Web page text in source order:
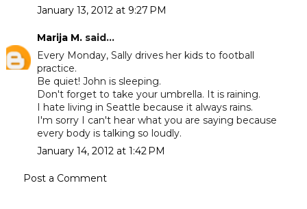
January 13, 2012 at 9:27 PM
Marija M.said...
Every Monday, Sally drives her kids to football
practice.
Be quiet! John is sleeping.
Don't forget to take your umbrella. It is raining.
I hate living in Seattle because it always rains.
I'm sorry I can't hear what you are saying because
every body is talking so loudly.
January 14, 2012 at 1:42 PM
Post a Comment